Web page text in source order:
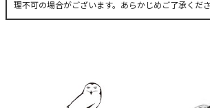
理不可の場合がございます。あらかじめご了承くださ